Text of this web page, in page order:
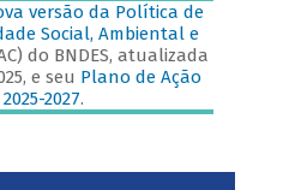
versão da Política de
Social, Ambiental e
do BNDES, atualizada
e seu Plano de Ação
2025-2027.